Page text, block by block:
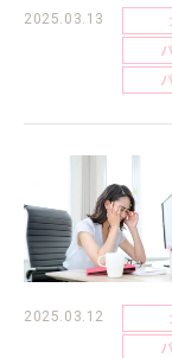
2025.03.13
2025.03.12